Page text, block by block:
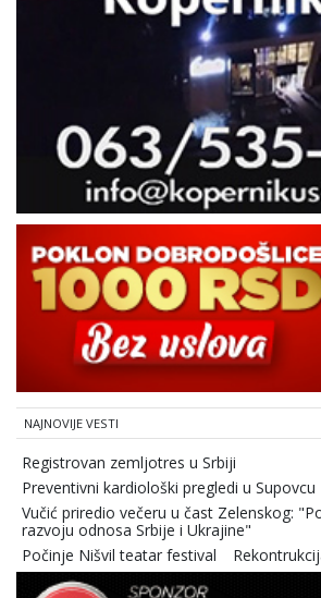
NAJNOVIJE VESTI
Registrovan zemljotres u Srbiji
Preventivni kardiološki pregledi u Supovcu
Vučić priredio večeru u čast Zelenskog:
razvoju odnosa Srbije i Ukrajine"
Počinje Nišvil teatar festival